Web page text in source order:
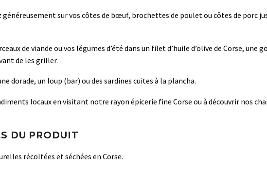
généreusement sur vos côtes de bœuf, brochettes de poulet ou côtes de porc
de viande ou vos légumes d’été dans un filet d’huile d’olive de Corse, une
de les griller.
dorade, un loup (bar) ou des sardines cuites à la plancha.
locaux en visitant notre rayon épicerie fine Corse ou à découvrir nos
DU PRODUIT
récoltées et séchées en Corse.